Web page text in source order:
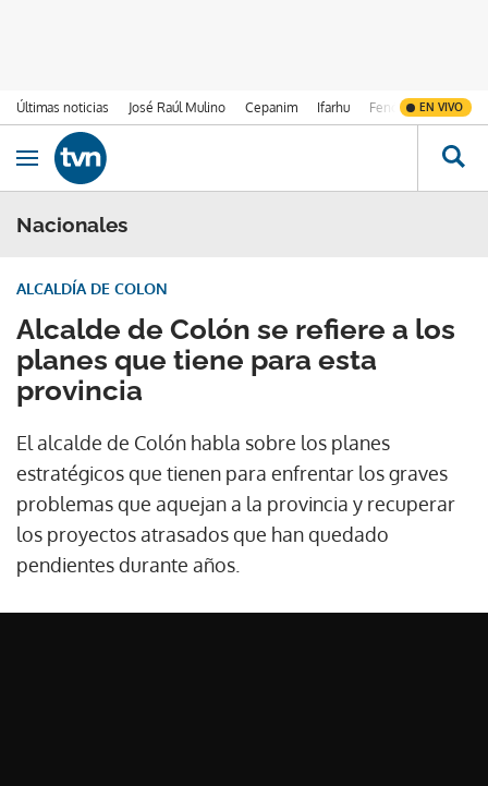
Últimas noticias José Raúl Mulino Cepanim Ifarhu Fenómeno de El
EN VIVO
Ir al contenido
Obrir navegació
Nacionales
Alcalde de Colón se refiere a los
planes que tiene para esta
provincia
ALCALDÍA DE COLON
El alcalde de Colón habla sobre los planes
estratégicos que tienen para enfrentar los graves
problemas que aquejan a la provincia y recuperar
los proyectos atrasados que han quedado
pendientes durante años.